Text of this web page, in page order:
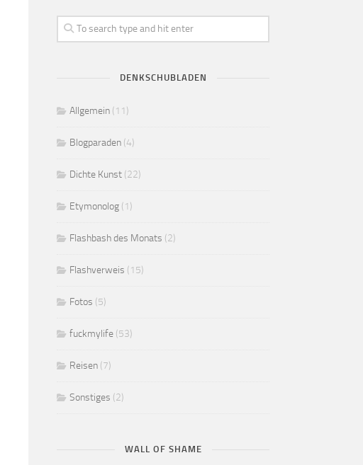
DENKSCHUBLADEN
Allgemein (11)
Blogparaden (4)
Dichte Kunst (22)
Etymonolog (1)
Flashbash des Monats (2)
Flashverweis (15)
Fotos (5)
fuckmylife (53)
Reisen (7)
Sonstiges (2)
WALL OF SHAME